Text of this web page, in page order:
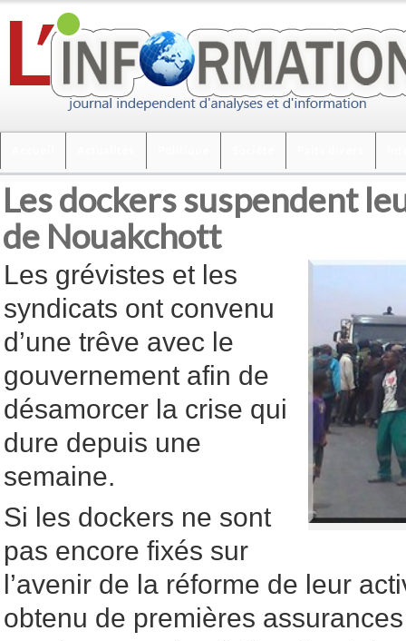
Les dockers suspendent
de Nouakchott
Les grévistes et les
syndicats ont convenu
d’une trêve avec le
gouvernement afin de
désamorcer la crise qui
dure depuis une
semaine.
Si les dockers ne sont
pas encore fixés sur
l’avenir de la réforme de leur
obtenu de premières